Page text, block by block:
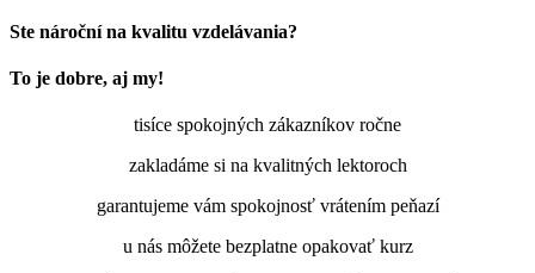
Ste nároční na kvalitu vzdelávania?
To je dobre, aj my!
tisíce spokojných zákazníkov ročne
zakladáme si na kvalitných lektoroch
garantujeme vám spokojnosť vrátením peňazí
u nás môžete bezplatne opakovať kurz